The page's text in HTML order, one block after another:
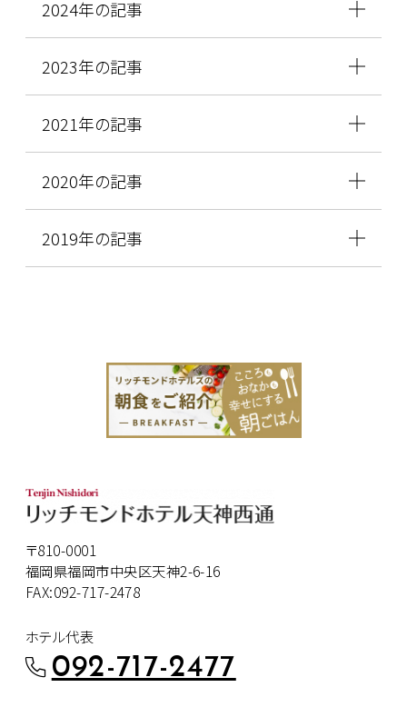
2024年の記事
2023年の記事
2021年の記事
2020年の記事
2019年の記事
〒810-0001
福岡県福岡市中央区天神2-6-16
FAX:092-717-2478
ホテル代表
092-717-2477